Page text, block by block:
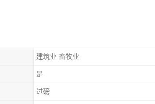
建筑业 畜牧业
是
过磅